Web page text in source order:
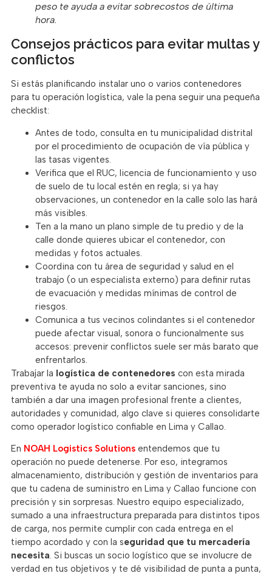
peso te ayuda a evitar sobrecostos de última
hora.
Consejos prácticos para evitar multas y
conflictos
Si estás planificando instalar uno o varios contenedores
para tu operación logística, vale la pena seguir una pequeña
checklist:
Antes de todo, consulta en tu municipalidad distrital
por el procedimiento de ocupación de vía pública y
las tasas vigentes.
Verifica que el RUC, licencia de funcionamiento y uso
de suelo de tu local estén en regla; si ya hay
observaciones, un contenedor en la calle solo las hará
más visibles.
Ten a la mano un plano simple de tu predio y de la
calle donde quieres ubicar el contenedor, con
medidas y fotos actuales.
Coordina con tu área de seguridad y salud en el
trabajo (o un especialista externo) para definir rutas
de evacuación y medidas mínimas de control de
riesgos.
Comunica a tus vecinos colindantes si el contenedor
puede afectar visual, sonora o funcionalmente sus
accesos: prevenir conflictos suele ser más barato que
enfrentarlos.
Trabajar la logística de contenedores con esta mirada
preventiva te ayuda no solo a evitar sanciones, sino
también a dar una imagen profesional frente a clientes,
autoridades y comunidad, algo clave si quieres consolidarte
como operador logístico confiable en Lima y Callao.
En NOAH Logistics Solutions entendemos que tu
operación no puede detenerse. Por eso, integramos
almacenamiento, distribución y gestión de inventarios para
que tu cadena de suministro en Lima y Callao funcione con
precisión y sin sorpresas. Nuestro equipo especializado,
sumado a una infraestructura preparada para distintos tipos
de carga, nos permite cumplir con cada entrega en el
tiempo acordado y con la seguridad que tu mercadería
necesita. Si buscas un socio logístico que se involucre de
verdad en tus objetivos y te dé visibilidad de punta a punta,